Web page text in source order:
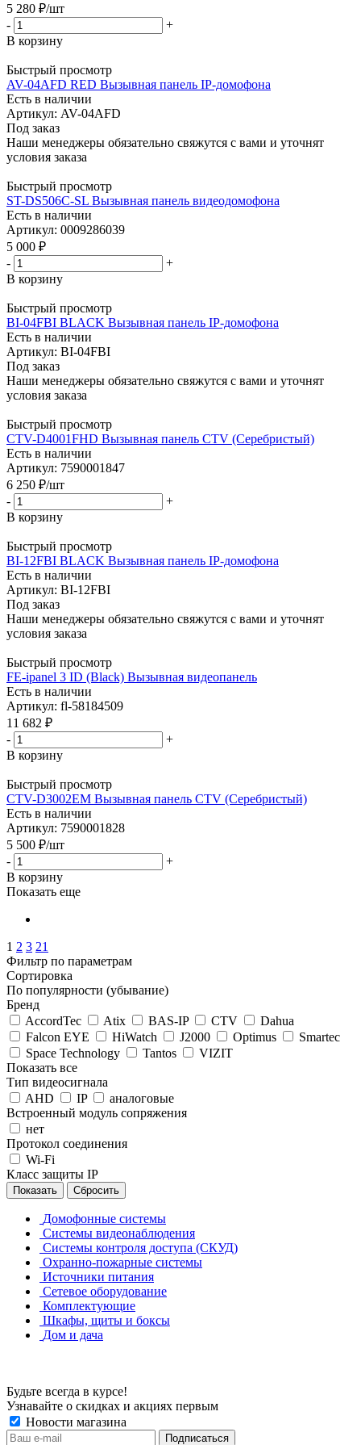
5 280 ₽/шт
-
+
В корзину
Быстрый просмотр
AV-04AFD RED Вызывная панель IP-домофона
Есть в наличии
Артикул: AV-04AFD
Под заказ
Наши менеджеры обязательно свяжутся с вами и уточнят
условия заказа
Быстрый просмотр
ST-DS506C-SL Вызывная панель видеодомофона
Есть в наличии
Артикул: 0009286039
5 000 ₽
-
+
В корзину
Быстрый просмотр
BI-04FBI BLACK Вызывная панель IP-домофона
Есть в наличии
Артикул: BI-04FBI
Под заказ
Наши менеджеры обязательно свяжутся с вами и уточнят
условия заказа
Быстрый просмотр
CTV-D4001FHD Вызывная панель CTV (Серебристый)
Есть в наличии
Артикул: 7590001847
6 250 ₽/шт
-
+
В корзину
Быстрый просмотр
BI-12FBI BLACK Вызывная панель IP-домофона
Есть в наличии
Артикул: BI-12FBI
Под заказ
Наши менеджеры обязательно свяжутся с вами и уточнят
условия заказа
Быстрый просмотр
FE-ipanel 3 ID (Black) Вызывная видеопанель
Есть в наличии
Артикул: fl-58184509
11 682 ₽
-
+
В корзину
Быстрый просмотр
CTV-D3002EM Вызывная панель CTV (Серебристый)
Есть в наличии
Артикул: 7590001828
5 500 ₽/шт
-
+
В корзину
Показать еще
1 2 3 21
Фильтр по параметрам
Сортировка
По популярности (убывание)
Бренд
AccordTec
Atix BAS-IP CTV
Dahua
Falcon EYE
HiWatch J2000 Optimus
Smartec
Space Technology
Tantos
VIZIT
Показать все
Тип видеосигнала
AHD
IP
аналоговые
Встроенный модуль сопряжения
нет
Протокол соединения
Wi-Fi
Класс защиты IP
Сбросить
Домофонные системы
Системы видеонаблюдения
Системы контроля доступа (СКУД)
Охранно-пожарные системы
Источники питания
Сетевое оборудование
Комплектующие
Шкафы, щиты и боксы
Дом и дача
Будьте всегда в курсе!
Узнавайте о скидках и акциях первым
Новости магазина